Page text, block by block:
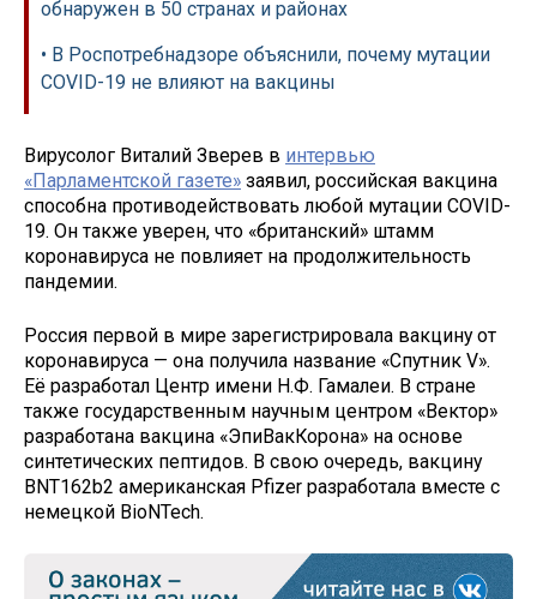
обнаружен в 50 странах и районах
• В Роспотребнадзоре объяснили, почему мутации
COVID-19 не влияют на вакцины
Вирусолог Виталий Зверев в интервью
«Парламентской газете» заявил, российская вакцина
способна противодействовать любой мутации COVID-
19. Он также уверен, что «британский» штамм
коронавируса не повлияет на продолжительность
пандемии.
Россия первой в мире зарегистрировала вакцину от
коронавируса — она получила название «Спутник V».
Её разработал Центр имени Н.Ф. Гамалеи. В стране
также государственным научным центром «Вектор»
разработана вакцина «ЭпиВакКорона» на основе
синтетических пептидов. В свою очередь, вакцину
BNT162b2 американская Pfizer разработала вместе с
немецкой BioNTech.